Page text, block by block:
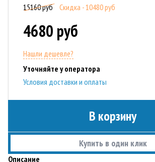
15160 руб Скидка - 10480 руб
4680 руб
Нашли дешевле?
Уточняйте у оператора
Условия доставки и оплаты
В корзину
Купить в один клик
Описание